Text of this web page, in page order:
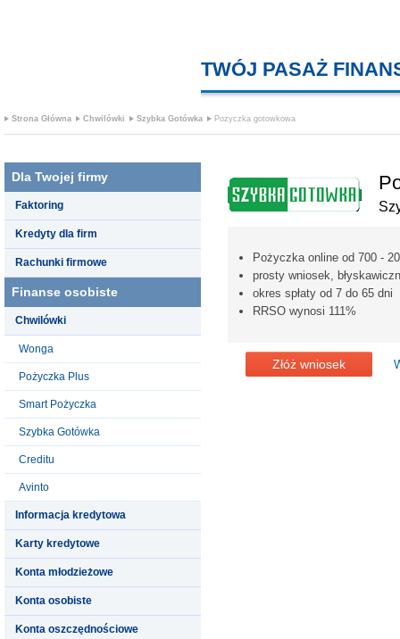
TWÓJ PASAŻ
Strona Główna Chwilówki Szybka Gotówka Pozyczka gotowkowa
Dla Twojej firmy
Faktoring
Kredyty dla firm
Rachunki firmowe
Finanse osobiste
Chwilówki
Wonga
Pożyczka Plus
Smart Pożyczka
Szybka Gotówka
Creditu
Avinto
Informacja kredytowa
Karty kredytowe
Konta młodzieżowe
Konta osobiste
Konta oszczędnościowe
Pożyczka online od 700 -
prosty wniosek,
okres spłaty od 7 do 65 dni
RRSO wynosi 111%
Złóż wniosek